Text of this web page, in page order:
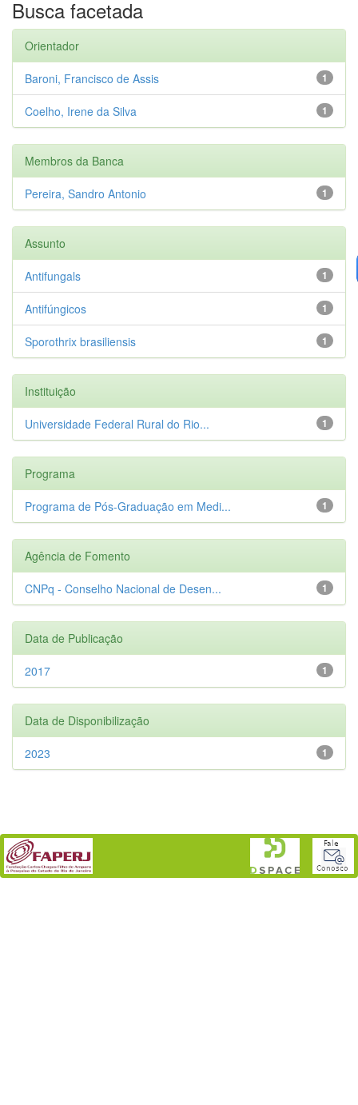
Busca facetada
Orientador
1
Baroni, Francisco de Assis
1
Coelho, Irene da Silva
Membros da Banca
1
Pereira, Sandro Antonio
Assunto
1
Antifungals
1
Antifúngicos
1
Sporothrix brasiliensis
Instituição
1
Universidade Federal Rural do Rio...
Programa
1
Programa de Pós-Graduação em Medi...
Agência de Fomento
1
CNPq - Conselho Nacional de Desen...
Data de Publicação
1
2017
Data de Disponibilização
1
2023